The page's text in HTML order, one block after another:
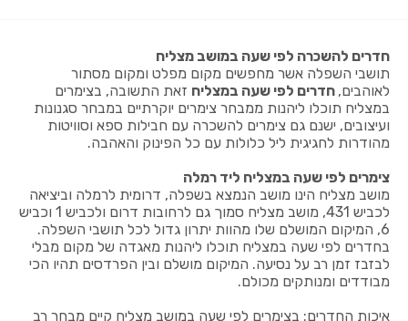
חדרים להשכרה לפי שעה במושב מצליח
תושבי השפלה אשר מחפשים מקום מפלט ומקום מסתור
לאוהבים, חדרים לפי שעה במצליח זאת התשובה, בצימרים
במצליח תוכלו ליהנות ממבחר צימרים יוקרתיים במבחר סגנונות
ועיצובים, ישנם גם צימרים להשכרה עם חבילות ספא וסוויטות
מהודרות לחגיגית ליל כלולות עם כל הפינוק והאהבה.
צימרים לפי שעה במצליח ליד רמלה
מושב מצליח הינו מושב הנמצא בשפלה, דרומית לרמלה וביציאה
לכביש 431, מושב מצליח סמוך גם לרחובות דרום ולכביש 1 וכביש
6, המיקום המושלם שלו מהוות יתרון גדול לכל תושבי השפלה.
בחדרים לפי שעה במצליח תוכלו ליהנות מאגדה של מקום מבלי
לבזבז זמן רב על נסיעה. המיקום מושלם ובין הפרדסים תהיו הכי
מבודדים ומנותקים מכולם.
איכות החדרים: בצימרים לפי שעה במושב מצליח קיים מבחר רב